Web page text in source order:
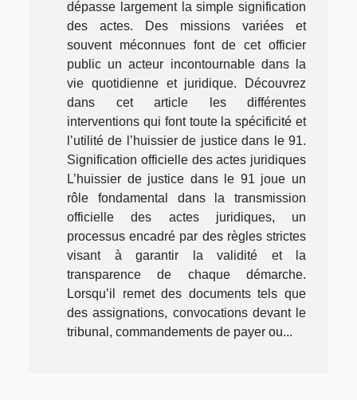
dépasse largement la simple signification
des actes. Des missions variées et
souvent méconnues font de cet officier
public un acteur incontournable dans la
vie quotidienne et juridique. Découvrez
dans cet article les différentes
interventions qui font toute la spécificité et
l’utilité de l’huissier de justice dans le 91.
Signification officielle des actes juridiques
L’huissier de justice dans le 91 joue un
rôle fondamental dans la transmission
officielle des actes juridiques, un
processus encadré par des règles strictes
visant à garantir la validité et la
transparence de chaque démarche.
Lorsqu’il remet des documents tels que
des assignations, convocations devant le
tribunal, commandements de payer ou...